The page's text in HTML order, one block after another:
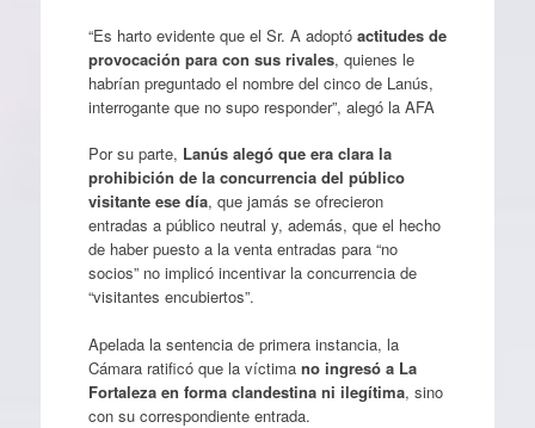
“Es harto evidente que el Sr. A adoptó actitudes de
provocación para con sus rivales, quienes le
habrían preguntado el nombre del cinco de Lanús,
interrogante que no supo responder”, alegó la AFA
Por su parte, Lanús alegó que era clara la
prohibición de la concurrencia del público
visitante ese día, que jamás se ofrecieron
entradas a público neutral y, además, que el hecho
de haber puesto a la venta entradas para “no
socios” no implicó incentivar la concurrencia de
“visitantes encubiertos”.
Apelada la sentencia de primera instancia, la
Cámara ratificó que la víctima no ingresó a La
Fortaleza en forma clandestina ni ilegítima, sino
con su correspondiente entrada.